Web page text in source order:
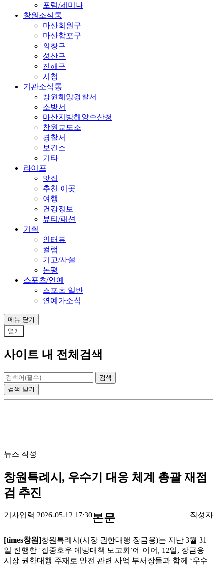
포럼/세미나
창원소식통
마산회원구
마산합포구
의창구
성산구
진해구
시청
기관소식통
창원해양경찰서
소방서
마산지방해양수산청
창원교도소
경찰서
보건소
기타
라이프
맛집
추천 이곳
여행
건강정보
뷰티/패션
기획
인터뷰
컬럼
기고/사설
논평
스포츠/연예
스포츠 일반
연예가소식
메뉴 닫기
열기
사이트 내 전체검색
검색 닫기
뉴스 작성
창원특례시, 우수기 대응 체계 총괄 재점
검 추진
기사입력 2026-05-12 17:30 작성자
본문
[times창원]창원특례시(시장 권한대행 장금용)는 지난 3월 31
일 진행한 ‘집중호우 예방대책 보고회’에 이어, 12일, 장금용
시장 권한대행 주재로 안전 관련 사업 부서장들과 함께 ‘우수